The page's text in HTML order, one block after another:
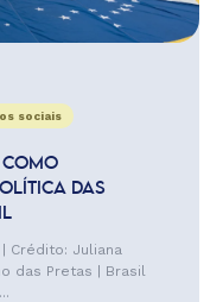
sociais
COMO
DAS
Crédito: Juliana
das Pretas | Brasil